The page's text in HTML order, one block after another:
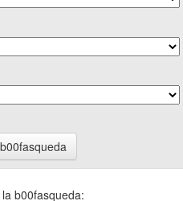
b00fasqueda: